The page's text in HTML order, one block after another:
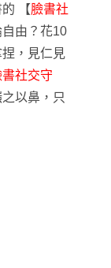
【臉書社
由？ 花10
， 見仁見
書社交守
以鼻 ，只